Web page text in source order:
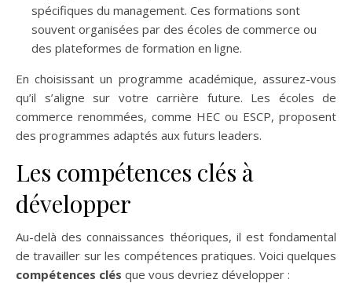
spécifiques du management. Ces formations sont
souvent organisées par des écoles de commerce ou
des plateformes de formation en ligne.
En choisissant un programme académique, assurez-vous
qu’il s’aligne sur votre carrière future. Les écoles de
commerce renommées, comme HEC ou ESCP, proposent
des programmes adaptés aux futurs leaders.
Les compétences clés à
développer
Au-delà des connaissances théoriques, il est fondamental
de travailler sur les compétences pratiques. Voici quelques
compétences clés que vous devriez développer :